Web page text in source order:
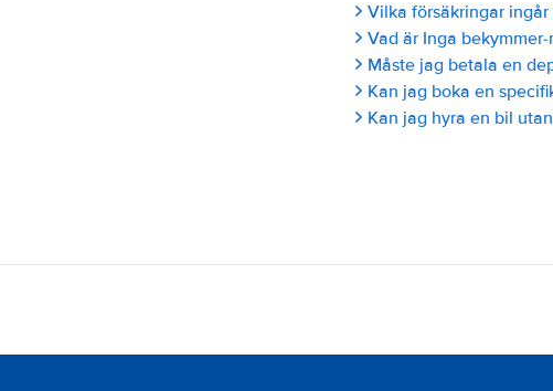
Vilka försäkringar
Vad är Inga
Måste jag betala en
Kan jag boka en
Kan jag hyra en bil